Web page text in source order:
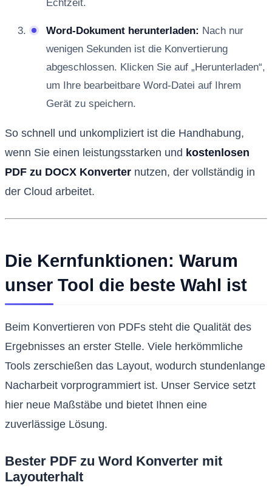
Echtzeit.
Word-Dokument herunterladen: Nach nur
wenigen Sekunden ist die Konvertierung
abgeschlossen. Klicken Sie auf „Herunterladen“,
um Ihre bearbeitbare Word-Datei auf Ihrem
Gerät zu speichern.
So schnell und unkompliziert ist die Handhabung,
wenn Sie einen leistungsstarken und kostenlosen
PDF zu DOCX Konverter nutzen, der vollständig in
der Cloud arbeitet.
Die Kernfunktionen: Warum
unser Tool die beste Wahl ist
Beim Konvertieren von PDFs steht die Qualität des
Ergebnisses an erster Stelle. Viele herkömmliche
Tools zerschießen das Layout, wodurch stundenlange
Nacharbeit vorprogrammiert ist. Unser Service setzt
hier neue Maßstäbe und bietet Ihnen eine
zuverlässige Lösung.
Bester PDF zu Word Konverter mit
Layouterhalt